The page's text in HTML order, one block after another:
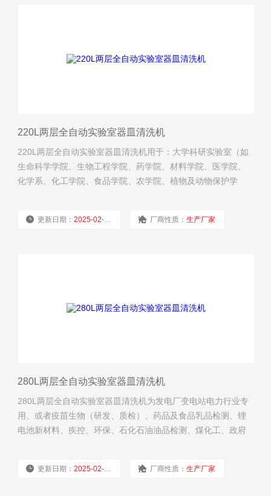
220L两层全自动实验室器皿清洗机
220L两层全自动实验室器皿清洗机用于：大学科研实验室（如
生命科学学院、生物工程学院、药学院、材料学院、医学院、
化学系、化工学院、食品学院、农学院、植物及动物保护学
更新日期：2025-02-11 厂商性质：生产厂家
280L两层全自动实验室器皿清洗机
280L两层全自动实验室器皿清洗机为发电厂变电站电力行业专
用、或者疫苗生物（研发、质检）、药品及食品乳品检测、锂
电池新材料、疾控、环保、石化石油油品检测、煤化工、政府
更新日期：2025-02-11 厂商性质：生产厂家